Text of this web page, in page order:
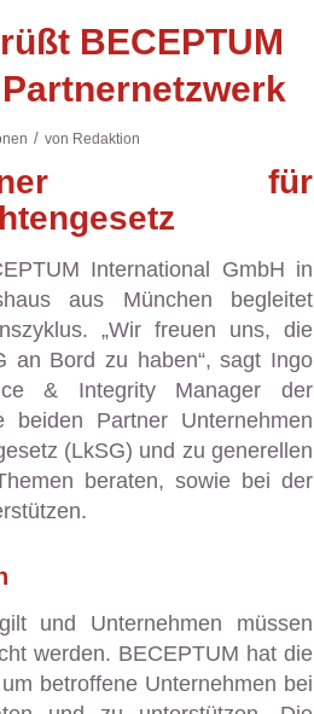
BECEPTUM
/ von Redaktion
für
International GmbH in
aus München begleitet
„Wir freuen uns, die
an Bord zu haben“, sagt Ingo
& Integrity Manager der
beiden Partner Unternehmen
(LkSG) und zu generellen
beraten, sowie bei der
und Unternehmen müssen
werden. BECEPTUM hat die
betroffene Unternehmen bei